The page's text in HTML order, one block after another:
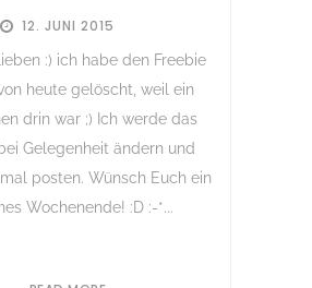
12. JUNI 2015
:) ich habe den Freebie
heute gelöscht, weil ein
drin war ;) Ich werde das
Gelegenheit ändern und
posten. Wünsch Euch ein
Wochenende! :D :-*...